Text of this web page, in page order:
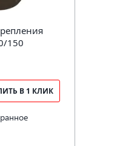
150
В 1 КЛИК